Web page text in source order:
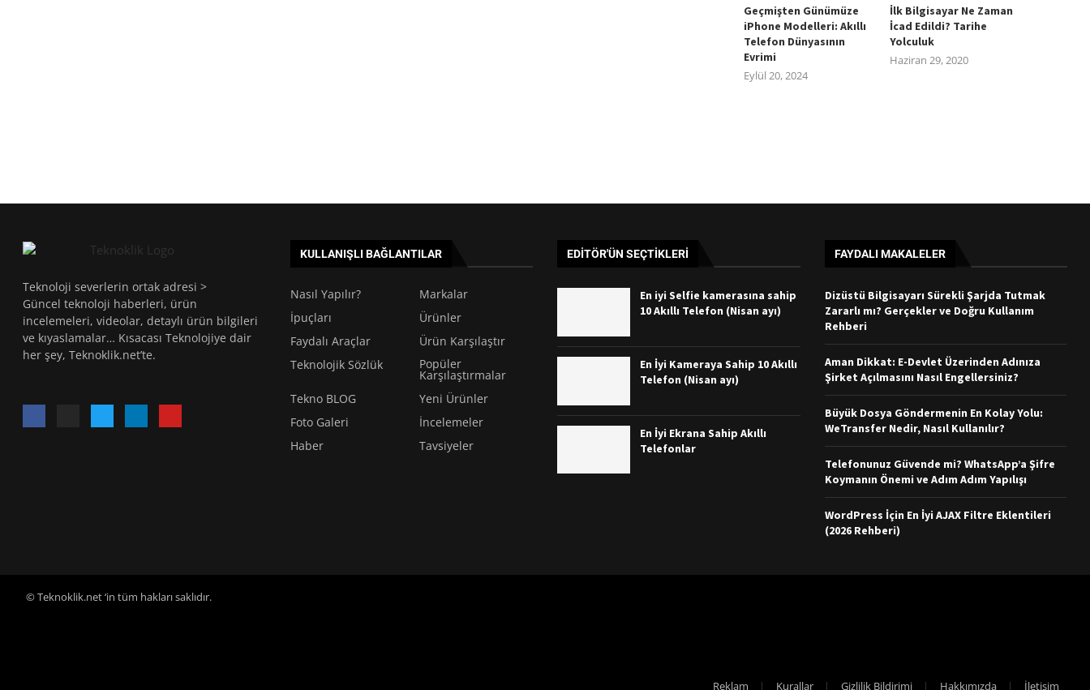
Geçmişten Günümüze
iPhone Modelleri: Akıllı
Telefon Dünyasının
Evrimi
Eylül 20, 2024
İlk Bilgisayar Ne Zaman
İcad Edildi? Tarihe
Yolculuk
Haziran 29, 2020
Teknoloji severlerin ortak adresi >
Güncel teknoloji haberleri, ürün
incelemeleri, videolar, detaylı ürün bilgileri
ve kıyaslamalar… Kısacası Teknolojiye dair
her şey, Teknoklik.net’te.
KULLANIŞLI BAĞLANTILAR
Nasıl Yapılır?
Markalar
İpuçları
Ürünler
Faydalı Araçlar
Ürün Karşılaştır
Teknolojik Sözlük
Popüler
Karşılaştırmalar
Tekno BLOG
Yeni Ürünler
Foto Galeri
İncelemeler
Haber
Tavsiyeler
EDITÖR'ÜN SEÇTIKLERI
En iyi Selfie kamerasına sahip
10 Akıllı Telefon (Nisan ayı)
En İyi Kameraya Sahip 10 Akıllı
Telefon (Nisan ayı)
En İyi Ekrana Sahip Akıllı
Telefonlar
FAYDALI MAKALELER
Dizüstü Bilgisayarı Sürekli Şarjda Tutmak
Zararlı mı? Gerçekler ve Doğru Kullanım
Rehberi
Aman Dikkat: E-Devlet Üzerinden Adınıza
Şirket Açılmasını Nasıl Engellersiniz?
Büyük Dosya Göndermenin En Kolay Yolu:
WeTransfer Nedir, Nasıl Kullanılır?
Telefonunuz Güvende mi? WhatsApp’a Şifre
Koymanın Önemi ve Adım Adım Yapılışı
WordPress İçin En İyi AJAX Filtre Eklentileri
(2026 Rehberi)
© Teknoklik.net ‘in tüm hakları saklıdır.
Reklam Kurallar Gizlilik Bildirimi Hakkımızda İletişim